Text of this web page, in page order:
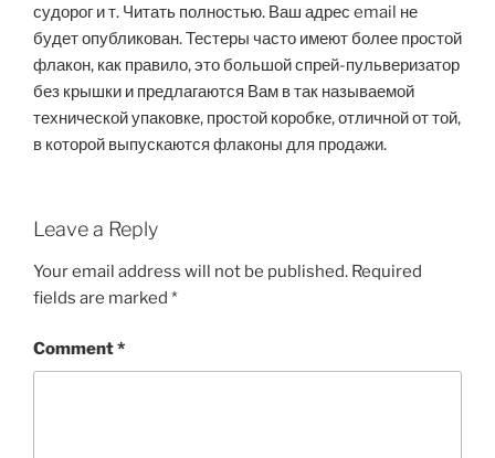
судорог и т. Читать полностью. Ваш адрес email не
будет опубликован. Тестеры часто имеют более простой
флакон, как правило, это большой спрей-пульверизатор
без крышки и предлагаются Вам в так называемой
технической упаковке, простой коробке, отличной от той,
в которой выпускаются флаконы для продажи.
Leave a Reply
Your email address will not be published. Required
fields are marked *
Comment*